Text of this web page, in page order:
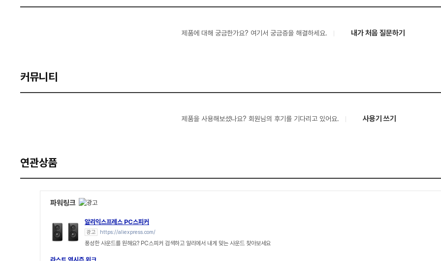
제품에 대해 궁금한가요? 여기서 궁금증을 해결하세요. 내가 처음 질문하기
커뮤니티
제품을 사용해보셨나요? 회원님의 후기를 기다리고 있어요. 사용기 쓰기
연관상품
파워링크
알리익스프레스 PC스피커
광고 https://aliexpress.com/
풍성한 사운드를 원해요? PC스피커 검색하고 알리에서 내게 맞는 사운드 찾아보세요